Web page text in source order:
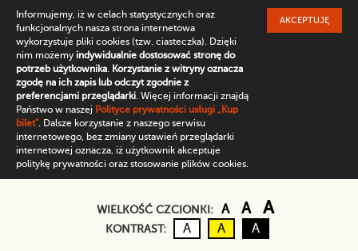
Informujemy, iż w celach statystycznych oraz
funkcjonalnych nasza strona internetowa
wykorzystuje pliki cookies (tzw. ciasteczka). Dzięki
nim możemy indywidualnie dostosować stronę do
potrzeb użytkownika. Korzystanie z witryny oznacza
zgodę na ich zapis lub odczyt zgodnie z
preferencjami przeglądarki. Więcej informacji znajdą
Państwo w naszej Polityce prywatności usługi „Kup
bilet”. Dalsze korzystanie z naszego serwisu
internetowego, bez zmiany ustawień przeglądarki
internetowej oznacza, iż użytkownik akceptuje
politykę prywatności oraz stosowanie plików cookies.
AKCEPTUJĘ
WIELKOŚĆ CZCIONKI: A Domyślny rozmiar
AWiększa
A
KONTRAST: AKontrast domyślny
ACzarny tekst na
ABiały tekst na